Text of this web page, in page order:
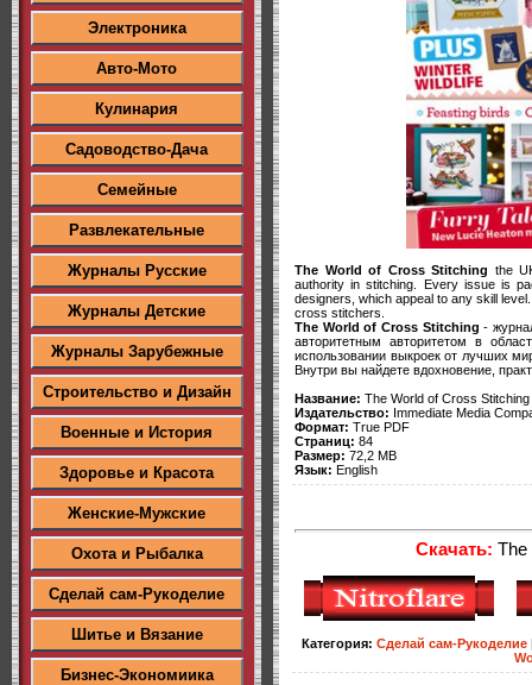
Электроника
Авто-Мото
Кулинария
Садоводство-Дача
Семейные
Развлекательные
Журналы Русские
Журналы Детские
Журналы Зарубежные
Строительство и Дизайн
Военные и История
Здоровье и Красота
Женские-Мужские
Охота и Рыбалка
Сделай сам-Рукоделие
Шитье и Вязание
Бизнес-Экономиика
The World of Cross Stitching the
authority in stitching. Every issue is
designers, which appeal to any skill
cross stitchers.
The World of Cross Stitching -
авторитетным авторитетом в
использовании выкроек от лучших
Внутри вы найдете вдохновение,
Название: The World of Cross
Издательство: Immediate Media
Формат: True PDF
Страниц: 84
Размер: 72,2 MB
Язык: English
Скачать: The
Категория: Сделай сам-Рукоделие